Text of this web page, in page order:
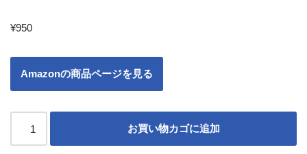
¥950
Amazonの商品ページを見る
お買い物カゴに追加